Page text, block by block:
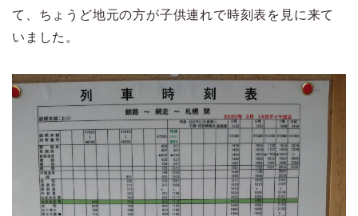
て、ちょうど地元の方が子供連れで時刻表を見に来て
いました。